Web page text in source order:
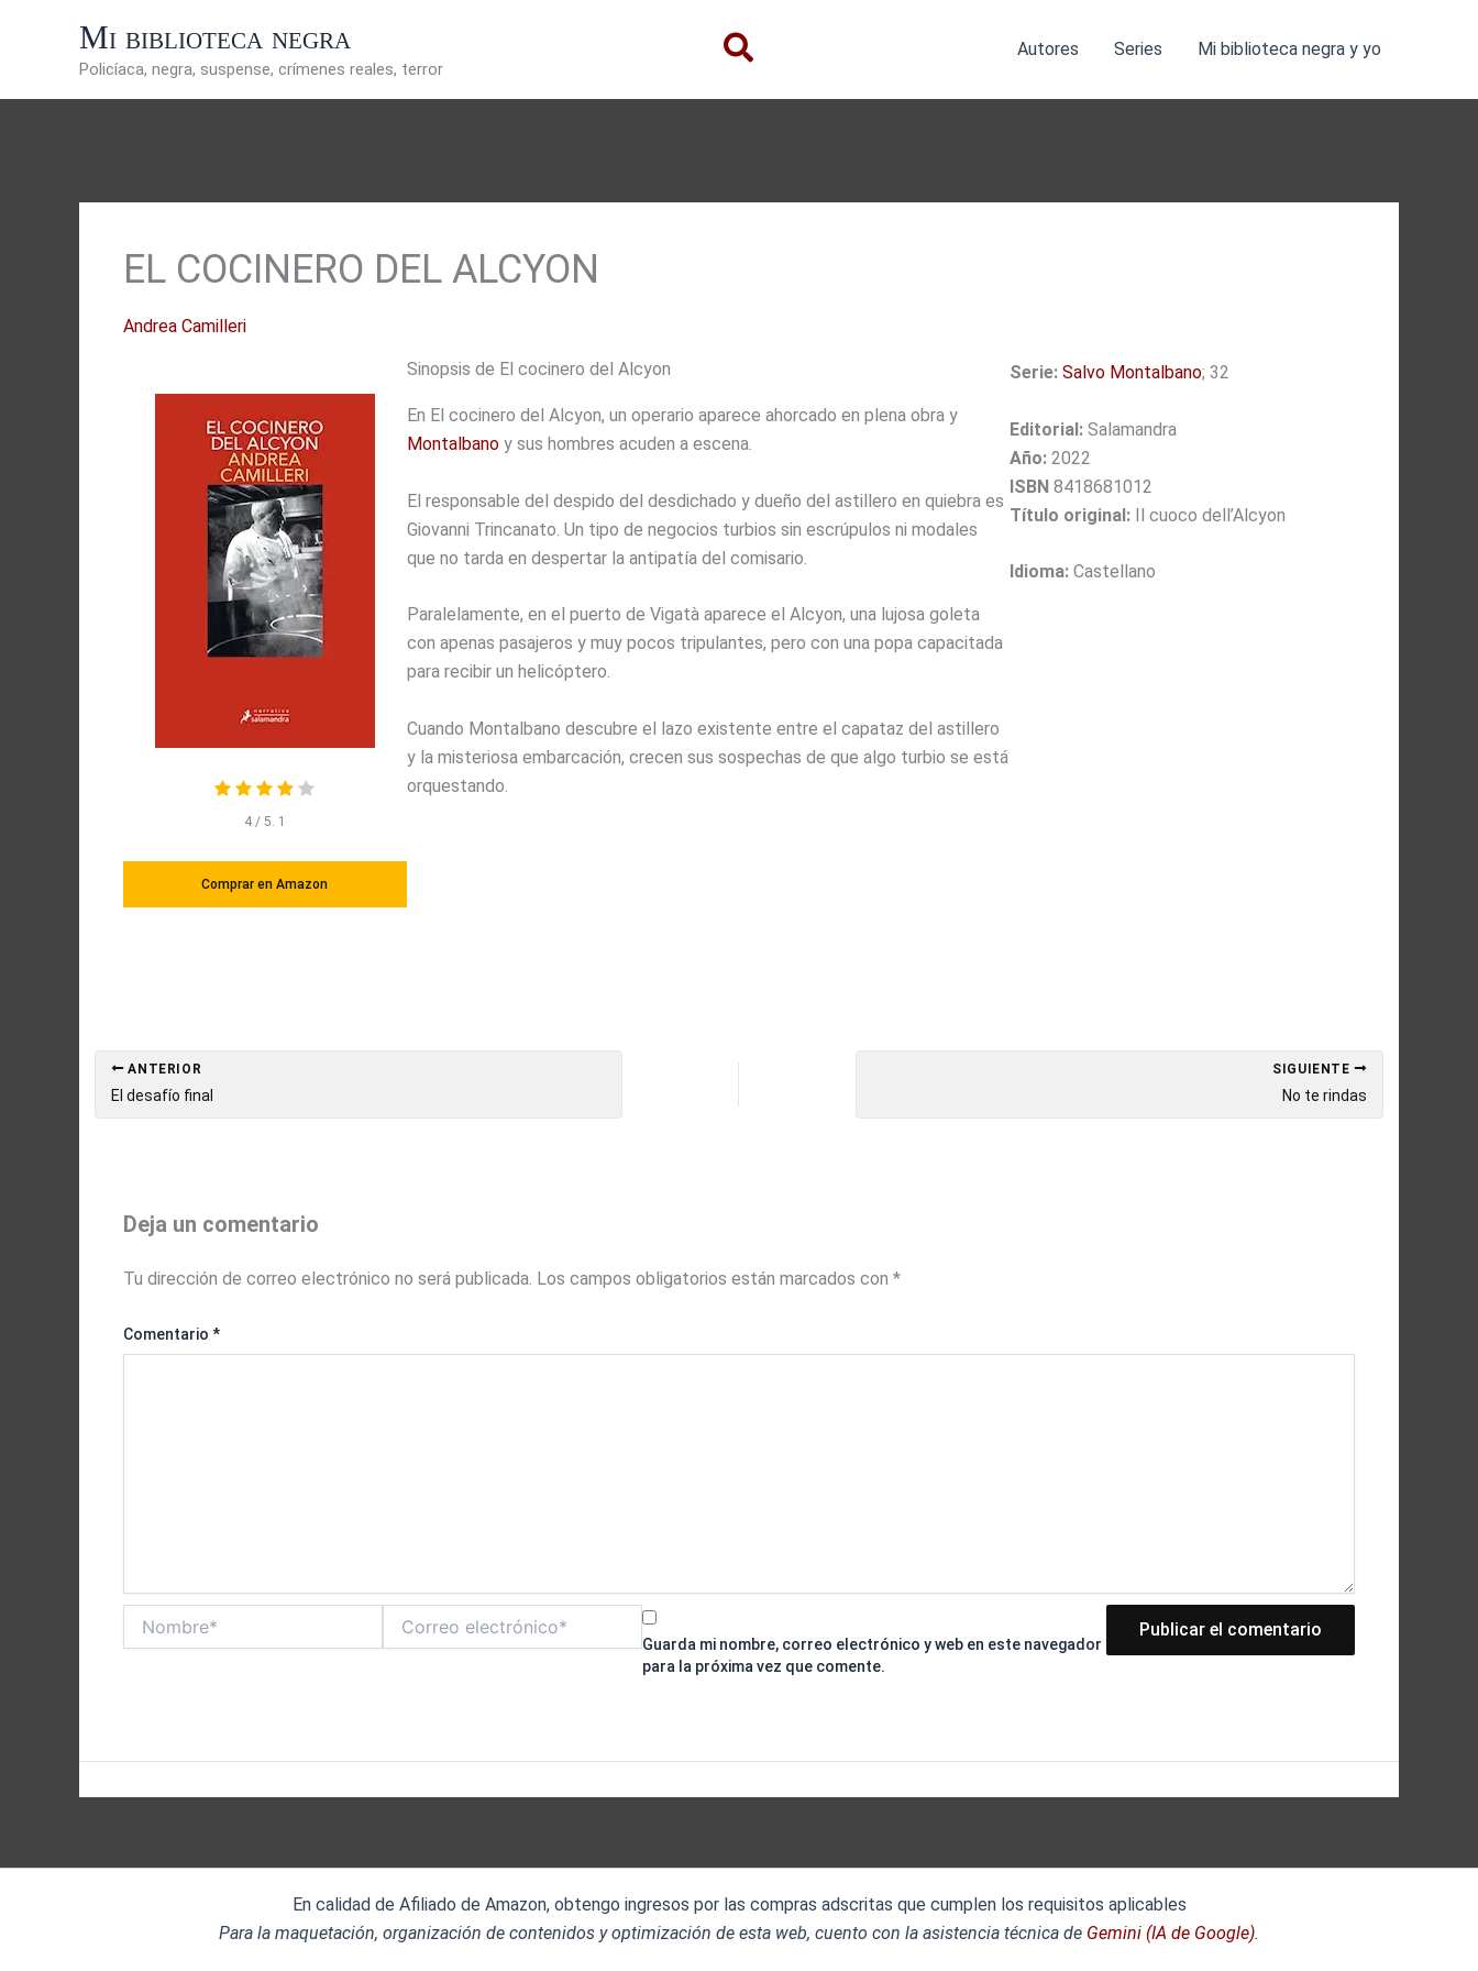
Mi biblioteca negra
Policíaca, negra, suspense, crímenes reales, terror
Autores Series Mi biblioteca negra y yo
EL COCINERO DEL ALCYON
Andrea Camilleri
4/ 5. 1
Comprar en Amazon
Sinopsis de El cocinero del Alcyon
En El cocinero del Alcyon, un operario aparece ahorcado en plena obra y
Montalbanoy sus hombres acuden a escena.
El responsable del despido del desdichado y dueño del astillero en quiebra es
Giovanni Trincanato. Un tipo de negocios turbios sin escrúpulos ni modales
que no tarda en despertar la antipatía del comisario.
Paralelamente, en el puerto de Vigatà aparece el Alcyon, una lujosa goleta
con apenas pasajeros y muy pocos tripulantes, pero con una popa capacitada
para recibir un helicóptero.
Cuando Montalbano descubre el lazo existente entre el capataz del astillero
y la misteriosa embarcación, crecen sus sospechas de que algo turbio se está
orquestando.
Serie:Salvo Montalbano; 32
Editorial: Salamandra
Año: 2022
ISBN 8418681012
Título original: Il cuoco dell’Alcyon
Idioma: Castellano
ANTERIOR
El desafío final
SIGUIENTE
No te rindas
Deja un comentario
Tu dirección de correo electrónico no será publicada. Los campos obligatorios están marcados con *
Comentario *
electrónico*
Guarda mi nombre, correo electrónico y web en este navegador
para la próxima vez que comente.
En calidad de Afiliado de Amazon, obtengo ingresos por las compras adscritas que cumplen los requisitos aplicables
Para la maquetación, organización de contenidos y optimización de esta web, cuento con la asistencia técnica de Gemini (IA de Google).